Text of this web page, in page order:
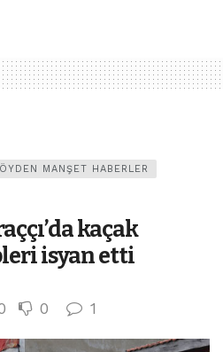
MANŞET HABERLER
kaçak
isyan etti
0 1